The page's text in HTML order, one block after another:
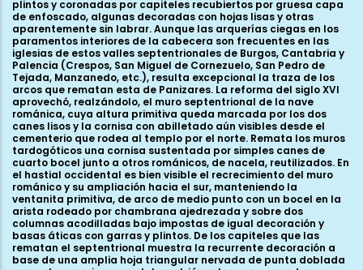
plintos y coronadas por capiteles recubiertos por gruesa capa
de enfoscado, algunas decoradas con hojas lisas y otras
aparentemente sin labrar. Aunque las arquerías ciegas en los
paramentos interiores de la cabecera son frecuentes en las
iglesias de estos valles septentrionales de Burgos, Cantabria y
Palencia (Crespos, San Miguel de Cornezuelo, San Pedro de
Tejada, Manzanedo, etc.), resulta excepcional la traza de los
arcos que rematan esta de Panizares. La reforma del siglo XVI
aprovechó, realzándolo, el muro septentrional de la nave
románica, cuya altura primitiva queda marcada por los dos
canes lisos y la cornisa con abilletado aún visibles desde el
cementerio que rodea al templo por el norte. Remata los muros
tardogóticos una cornisa sustentada por simples canes de
cuarto bocel junto a otros románicos, de nacela, reutilizados. En
el hastial occidental es bien visible el recrecimiento del muro
románico y su ampliación hacia el sur, manteniendo la
ventanita primitiva, de arco de medio punto con un bocel en la
arista rodeado por chambrana ajedrezada y sobre dos
columnas acodilladas bajo impostas de igual decoración y
basas áticas con garras y plintos. De los capiteles que las
rematan el septentrional muestra la recurrente decoración a
base de una amplia hoja triangular nervada de punta doblada